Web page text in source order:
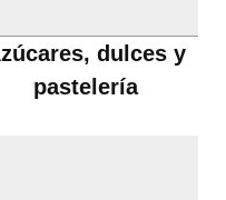
dulces y
pastelería